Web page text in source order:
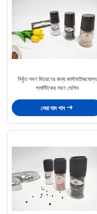
নিখুঁত লবণ বিতরণের জন্য কাস্টমাইজযোগ্য
প্লাস্টিকের লবণ মেশিন
সেরা দাম পান